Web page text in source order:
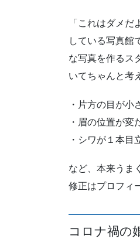
「これはダメ
している写真館
な写真を作るス
いてちゃんと考
・片方の目が小
・眉の位置が変
・シワが１本目
など、本来うま
修正はプロフィ
コロナ禍の